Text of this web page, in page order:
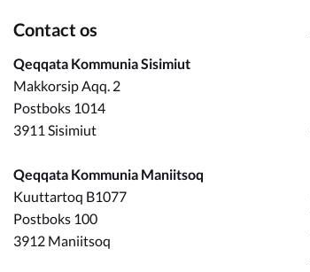
Contact os
Qeqqata Kommunia Sisimiut
Makkorsip Aqq. 2
Postboks 1014
3911 Sisimiut
Qeqqata Kommunia Maniitsoq
Kuuttartoq B1077
Postboks 100
3912 Maniitsoq